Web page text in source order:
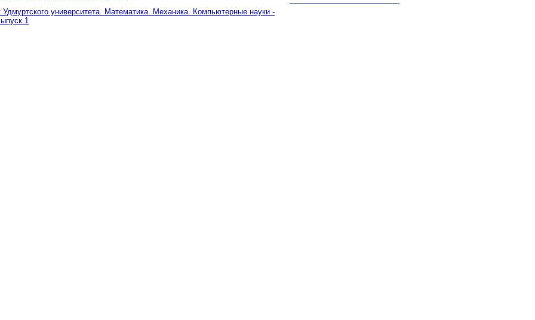
Удмуртского университета. Математика. Механика. Компьютерные науки -
1